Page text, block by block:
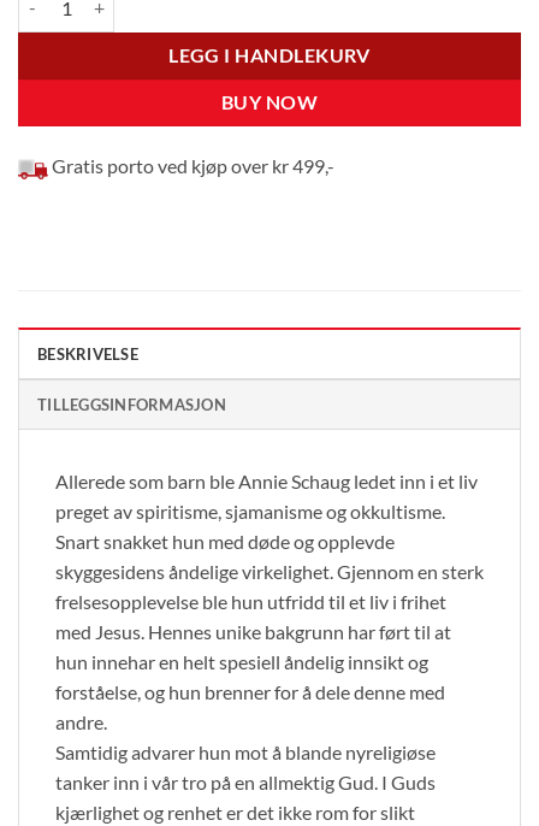
LEGG I HANDLEKURV
BUY NOW
Gratis porto ved kjøp over kr 499,-
BESKRIVELSE
TILLEGGSINFORMASJON
Allerede som barn ble Annie Schaug ledet inn i et liv
preget av spiritisme, sjamanisme og okkultisme.
Snart snakket hun med døde og opplevde
skyggesidens åndelige virkelighet. Gjennom en sterk
frelsesopplevelse ble hun utfridd til et liv i frihet
med Jesus. Hennes unike bakgrunn har ført til at
hun innehar en helt spesiell åndelig innsikt og
forståelse, og hun brenner for å dele denne med
andre.
Samtidig advarer hun mot å blande nyreligiøse
tanker inn i vår tro på en allmektig Gud. I Guds
kjærlighet og renhet er det ikke rom for slikt